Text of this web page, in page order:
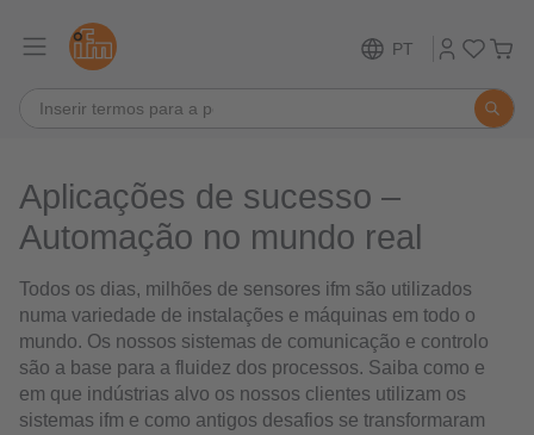
PT
Aplicações de sucesso –
Automação no mundo real
Todos os dias, milhões de sensores ifm são utilizados
numa variedade de instalações e máquinas em todo o
mundo. Os nossos sistemas de comunicação e controlo
são a base para a fluidez dos processos. Saiba como e
em que indústrias alvo os nossos clientes utilizam os
sistemas ifm e como antigos desafios se transformaram